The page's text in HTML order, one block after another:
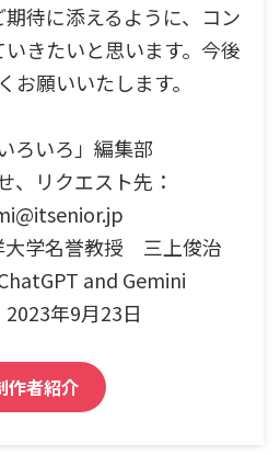
待に添えるように、コン
きたいと思います。今後
お願いいたします。
ろいろ」編集部
、リクエスト先：
大学名誉教授 三上俊治
and Gemini
年9月23日
作者紹介